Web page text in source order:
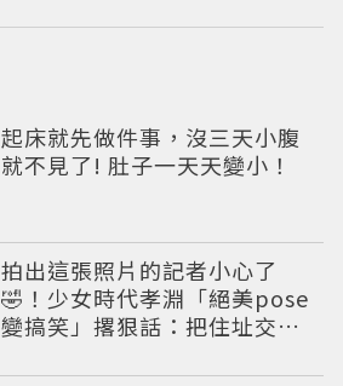
起床就先做件事，沒三天小腹
就不見了! 肚子一天天變小！
拍出這張照片的記者小心了
🤣！少女時代孝淵「絕美pose
變搞笑」撂狠話：把住址交出